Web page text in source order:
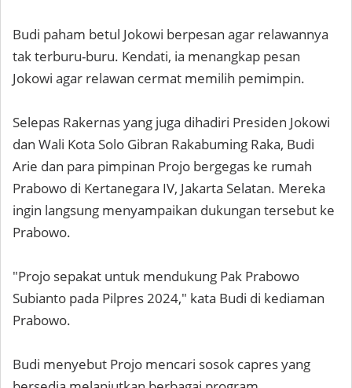
Budi paham betul Jokowi berpesan agar relawannya
tak terburu-buru. Kendati, ia menangkap pesan
Jokowi agar relawan cermat memilih pemimpin.
Selepas Rakernas yang juga dihadiri Presiden Jokowi
dan Wali Kota Solo Gibran Rakabuming Raka, Budi
Arie dan para pimpinan Projo bergegas ke rumah
Prabowo di Kertanegara IV, Jakarta Selatan. Mereka
ingin langsung menyampaikan dukungan tersebut ke
Prabowo.
"Projo sepakat untuk mendukung Pak Prabowo
Subianto pada Pilpres 2024," kata Budi di kediaman
Prabowo.
Budi menyebut Projo mencari sosok capres yang